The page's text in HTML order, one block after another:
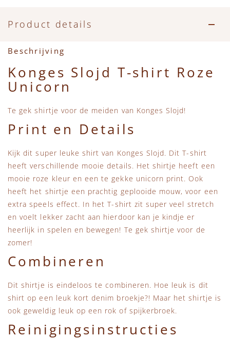
Zwemkleding
Feestkleding
Beren, Speendoekjes en Knuffeldoekjes
Verzorgingsproducten
Beren
Mini Rodini
+1 in the family
New Balance
Piupiuchick
Sproet & Sprout
Tiny Cottons
Product details
Beschrijving
Konges Slojd T-shirt Roze
Unicorn
Te gek shirtje voor de meiden van Konges Slojd!
Print en Details
Kijk dit super leuke shirt van Konges Slojd. Dit T-shirt
heeft verschillende mooie details. Het shirtje heeft een
mooie roze kleur en een te gekke unicorn print. Ook
heeft het shirtje een prachtig geplooide mouw, voor een
extra speels effect. In het T-shirt zit super veel stretch
en voelt lekker zacht aan hierdoor kan je kindje er
heerlijk in spelen en bewegen! Te gek shirtje voor de
zomer!
Combineren
Dit shirtje is eindeloos te combineren. Hoe leuk is dit
shirt op een leuk kort denim broekje?! Maar het shirtje is
ook geweldig leuk op een rok of spijkerbroek.
Reinigingsinstructies